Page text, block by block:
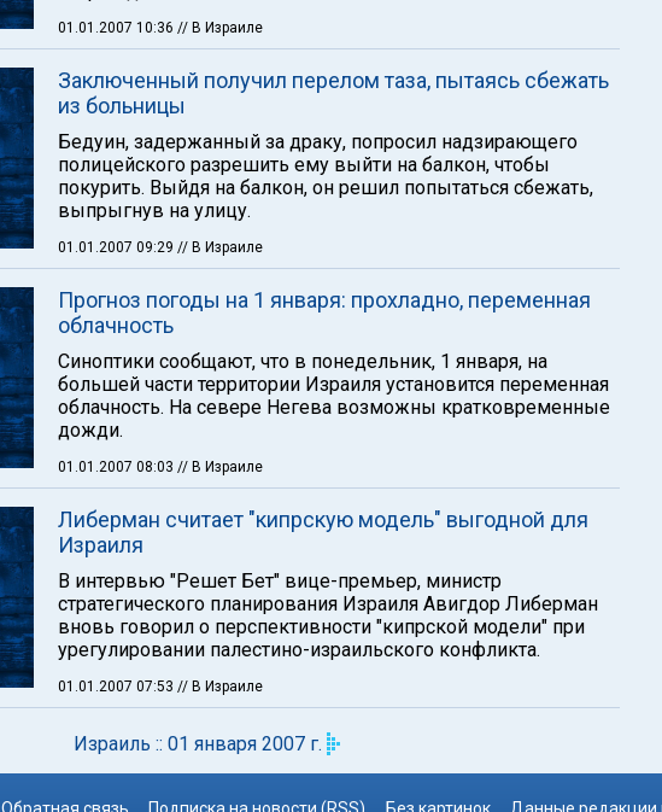
01.01.2007 10:36 // В Израиле
Заключенный получил перелом таза, пытаясь сбежать
из больницы
Бедуин, задержанный за драку, попросил надзирающего
полицейского разрешить ему выйти на балкон, чтобы
покурить. Выйдя на балкон, он решил попытаться сбежать,
выпрыгнув на улицу.
01.01.2007 09:29 // В Израиле
Прогноз погоды на 1 января: прохладно, переменная
облачность
Синоптики сообщают, что в понедельник, 1 января, на
большей части территории Израиля установится переменная
облачность. На севере Негева возможны кратковременные
дожди.
01.01.2007 08:03 // В Израиле
Либерман считает "кипрскую модель" выгодной для
Израиля
В интервью "Решет Бет" вице-премьер, министр
стратегического планирования Израиля Авигдор Либерман
вновь говорил о перспективности "кипрской модели" при
урегулировании палестино-израильского конфликта.
01.01.2007 07:53 // В Израиле
Израиль :: 01 января 2007 г.